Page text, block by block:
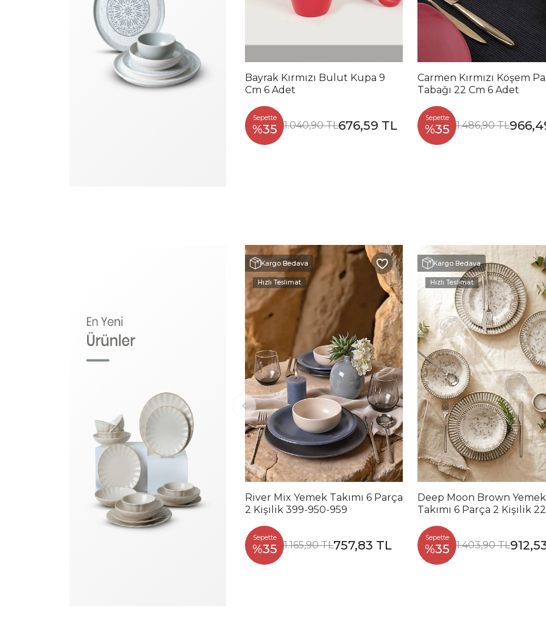
Bayrak Kırmızı Bulut Kupa 9
Cm 6 Adet
Sepette
%35 1.040,90 TL676,59 TL
Carmen Kırmızı Köşem
Tabağı 22 Cm 6 Adet
Sepette
%35 1.486,90 TL
Kargo Bedava
Hızlı Teslimat
River Mix Yemek Takımı 6 Parça
2 Kişilik 399-950-959
Sepette
%35 1.165,90 TL757,83 TL
Kargo Bedava
Hızlı Teslimat
Deep Moon Brown Yemek
Takımı 6 Parça 2 Kişilik
Sepette
%35 1.403,90 TL